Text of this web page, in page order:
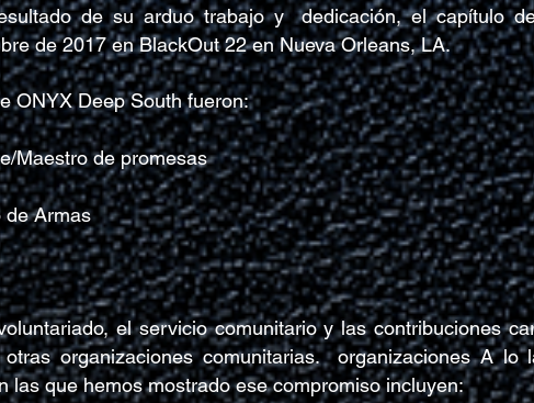
de su arduo trabajo y
dedicación, el capítulo
de 2017 en BlackOut 22 en Nueva Orleans, LA.
ONYX Deep South fueron:
Maestro de promesas
de Armas
el servicio comunitario y las contribuciones
organizaciones comunitarias.
organizaciones A lo
las que hemos mostrado ese compromiso incluyen: